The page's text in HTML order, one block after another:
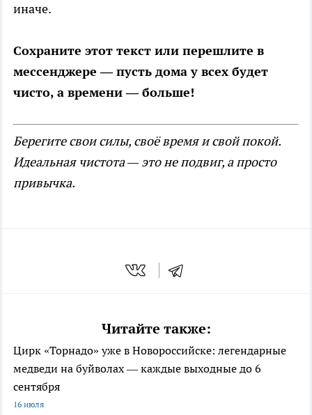
иначе.
Сохраните этот текст или перешлите в
мессенджере — пусть дома у всех будет
чисто, а времени — больше!
Берегите свои силы, своё время и свой покой.
Идеальная чистота — это не подвиг, а просто
привычка.
Читайте также:
Цирк «Торнадо» уже в Новороссийске: легендарные
медведи на буйволах — каждые выходные до 6
сентября
16 июля